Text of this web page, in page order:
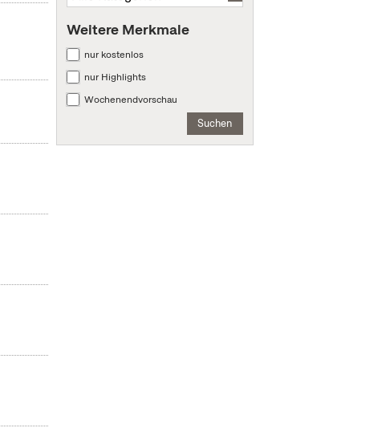
Weitere Merkmale
nur kostenlos
nur Highlights
Wochenendvorschau
Suchen